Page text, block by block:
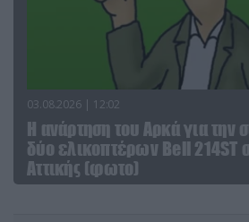
03.08.2026 | 12:02
Η ανάρτηση του Αρκά για την
δύο ελικοπτέρων Bell 214ST
Αττικής (φωτο)